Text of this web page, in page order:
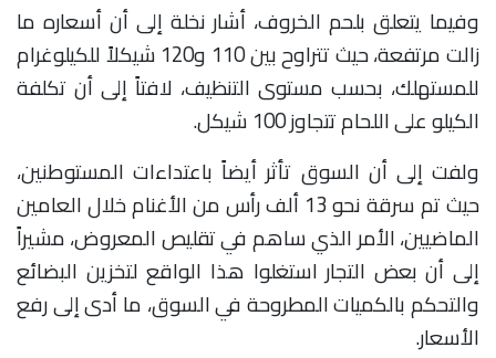
وفيما يتعلق بلحم الخروف، أشار نخلة إلى أن أسعاره ما
زالت مرتفعة، حيث تتراوح بين 110 و120 شيكلاً للكيلوغرام
للمستهلك، بحسب مستوى التنظيف، لافتاً إلى أن تكلفة
الكيلو على اللحام تتجاوز 100 شيكل
.
ولفت إلى أن السوق تأثر أيضاً باعتداءات المستوطنين،
حيث تم سرقة نحو 13 ألف رأس من الأغنام خلال العامين
الماضيين، الأمر الذي ساهم في تقليص المعروض، مشيراً
إلى أن بعض التجار استغلوا هذا الواقع لتخزين البضائع
والتحكم بالكميات المطروحة في السوق، ما أدى إلى رفع
الأسعار.